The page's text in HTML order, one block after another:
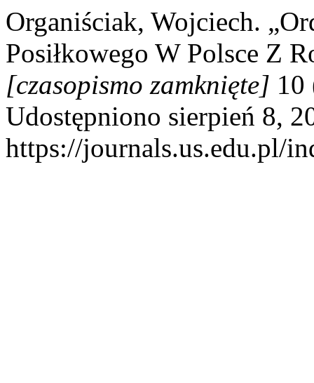
Organiściak, Wojciech.
Posiłkowego W Polsce Z
[czasopismo zamknięte] 10
Udostępniono sierpień 8,
https://journals.us.edu.pl/